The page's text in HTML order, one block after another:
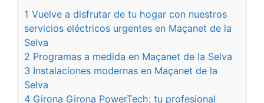
1 Vuelve a disfrutar de tu hogar con nuestros
servicios eléctricos urgentes en Maçanet de la
Selva
2 Programas a medida en Maçanet de la Selva
3 Instalaciones modernas en Maçanet de la
Selva
4 Girona Girona PowerTech: tu profesional